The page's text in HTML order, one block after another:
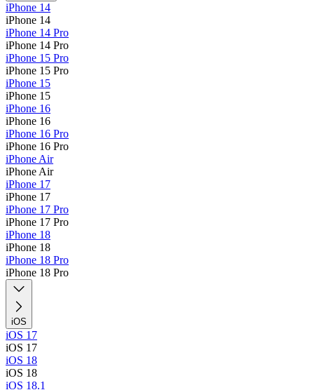
iPhone 14
iPhone 14
iPhone 14 Pro
iPhone 14 Pro
iPhone 15 Pro
iPhone 15 Pro
iPhone 15
iPhone 15
iPhone 16
iPhone 16
iPhone 16 Pro
iPhone 16 Pro
iPhone Air
iPhone Air
iPhone 17
iPhone 17
iPhone 17 Pro
iPhone 17 Pro
iPhone 18
iPhone 18
iPhone 18 Pro
iPhone 18 Pro
iOS
iOS 17
iOS 17
iOS 18
iOS 18
iOS 18.1